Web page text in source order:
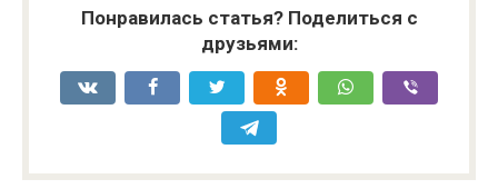
Понравилась статья? Поделиться с
друзьями: